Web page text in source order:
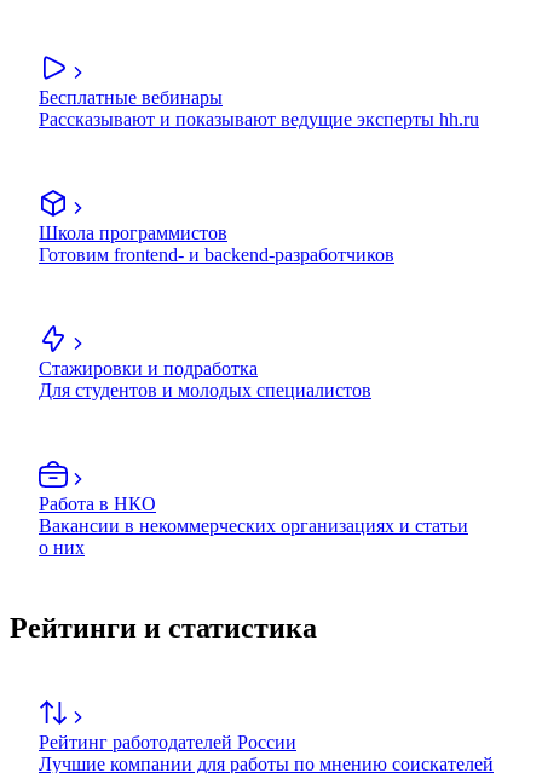
Бесплатные вебинары
Рассказывают и показывают ведущие эксперты hh.ru
Школа программистов
Готовим frontend- и backend-разработчиков
Стажировки и подработка
Для студентов и молодых специалистов
Работа в НКО
Вакансии в некоммерческих организациях и статьи
о них
Рейтинги и статистика
Рейтинг работодателей России
Лучшие компании для работы по мнению соискателей